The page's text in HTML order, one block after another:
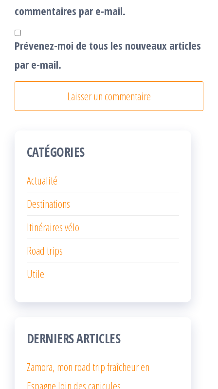
commentaires par e-mail.
Prévenez-moi de tous les nouveaux articles
par e-mail.
CATÉGORIES
Actualité
Destinations
Itinéraires vélo
Road trips
Utile
DERNIERS ARTICLES
Zamora, mon road trip fraîcheur en
Espagne loin des canicules